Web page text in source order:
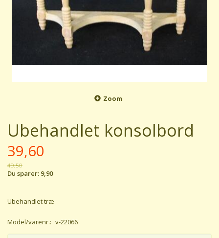
Zoom
Ubehandlet konsolbord
39,60
49,50
Du sparer: 9,90
Ubehandlet træ
Model/varenr.: v-22066